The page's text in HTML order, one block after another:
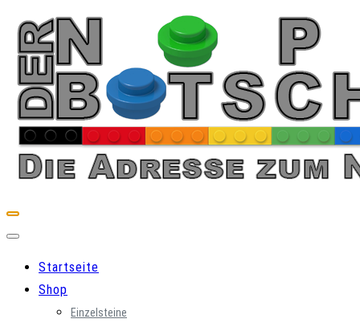
Skip
content
Startseite
Shop
Einzelsteine